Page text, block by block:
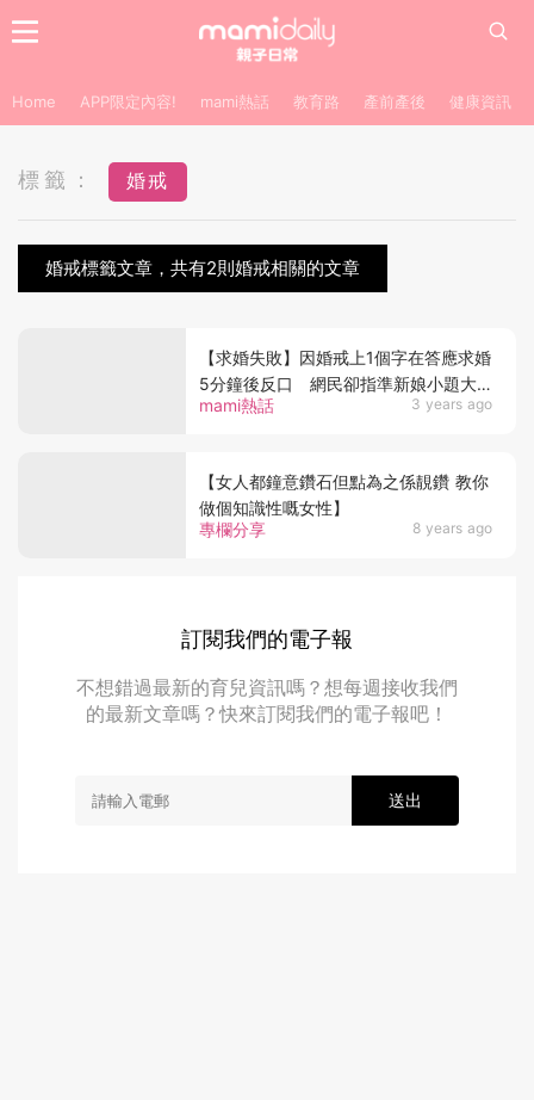
Home APP限定內容! mami熱話 教育路 產前產後 健康資訊
標籤： 婚戒
婚戒標籤文章，共有2則婚戒相關的文章
mami熱話 3 years ago
【求婚失敗】因婚戒上1個字在答應求婚
5分鐘後反口 網民卻指準新娘小題大
做？
專欄分享 8 years ago
【女人都鐘意鑽石但點為之係靚鑽 教你
做個知識性嘅女性】
訂閱我們的電子報
不想錯過最新的育兒資訊嗎？想每週接收我們
的最新文章嗎？快來訂閱我們的電子報吧！
送出